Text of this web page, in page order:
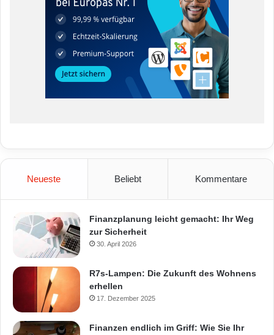
Neueste Beliebt Kommentare
Finanzplanung leicht gemacht: Ihr Weg
zur Sicherheit
30. April 2026
R7s-Lampen: Die Zukunft des Wohnens
erhellen
17. Dezember 2025
Finanzen endlich im Griff: Wie Sie Ihr